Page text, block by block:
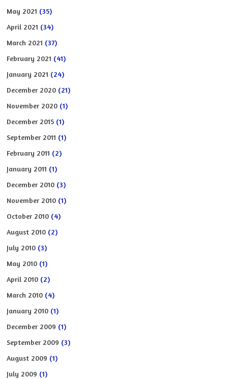
May 2021 (35)
April 2021 (34)
March 2021 (37)
February 2021 (41)
January 2021 (24)
December 2020 (21)
November 2020 (1)
December 2015 (1)
September 2011 (1)
February 2011 (2)
January 2011 (1)
December 2010 (3)
November 2010 (1)
October 2010 (4)
August 2010 (2)
July 2010 (3)
May 2010 (1)
April 2010 (2)
March 2010 (4)
January 2010 (1)
December 2009 (1)
September 2009 (3)
August 2009 (1)
July 2009 (1)